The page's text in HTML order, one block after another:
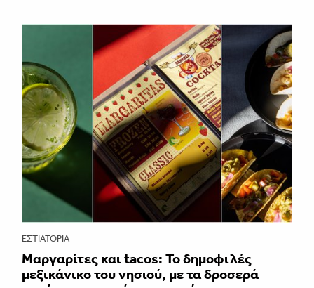
ΕΣΤΙΑΤΌΡΙΑ
Μαργαρίτες και tacos: Το δημοφιλές
μεξικάνικο του νησιού, με τα δροσερά